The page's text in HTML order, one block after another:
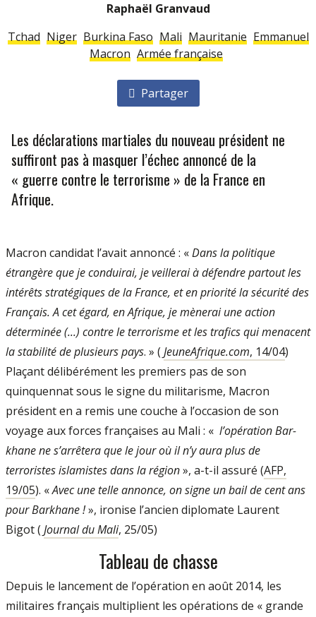
Raphaël Granvaud
Tchad Niger Burkina Faso Mali Mauritanie Emmanuel
Macron Armée française
Partager
Les déclarations martiales du nouveau président ne
suffiront pas à masquer l’échec annoncé de la
« guerre contre le terrorisme » de la France en
Afrique.
Macron candidat l’avait annoncé : «Dans la politique
étrangère que je conduirai, je veillerai à dé­fendre partout les
intérêts stratégiques de la France, et en priorité la sécurité des
Fran­çais. A cet égard, en Afrique, je mènerai une action
déterminée (...) contre le terro­risme et les trafics qui menacent
la stabilité de plusieurs pays. » ( JeuneAfrique.com, 14/04)
Plaçant délibérément les premiers pas de son
quinquennat sous le signe du mi­litarisme, Macron
président en a remis une couche à l’occasion de son
voyage aux forces françaises au Mali : « l’opération Bar­
khane ne s’arrêtera que le jour où il n’y aura plus de
terroristes islamistes dans la région», a­-t­-il assuré (AFP,
19/05). «Avec une telle annonce, on signe un bail de cent ans
pour Barkhane !», ironise l’ancien di­plomate Laurent
Bigot ( Journal du Mali, 25/05)
Tableau de chasse
Depuis le lancement de l’opération en août 2014, les
militaires français multiplient les opérations de « grande